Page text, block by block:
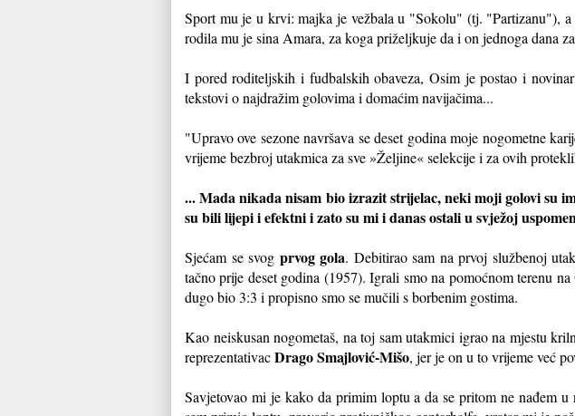
Sport mu je u krvi: majka je vežbala u "Sokolu" (tj. "Partizanu"),
rodila mu je sina Amara, za koga priželjkuje da i on jednoga dana
I pored roditeljskih i fudbalskih obaveza, Osim je postao i
tekstovi o najdražim golovima i domaćim navijačima...
"Upravo ove sezone navršava se deset godina moje nogometne
vrijeme bezbroj utakmica za sve »Željine« selekcije i za ovih
... Mada nikada nisam bio izrazit strijelac, neki moji golovi su
su bili lijepi i efektni i zato su mi i danas ostali u svježoj
Sjećam se svog prvog gola. Debitirao sam na prvoj službenoj
tačno prije deset godina (1957). Igrali smo na pomoćnom terenu na
dugo bio 3:3 i propisno smo se mučili s borbenim gostima.
Kao neiskusan nogometaš, na toj sam utakmici igrao na mjestu
reprezentativacDrago Smajlović-Mišo, jer je on u to vrijeme već
Savjetovao mi je kako da primim loptu a da se pritom ne nađem